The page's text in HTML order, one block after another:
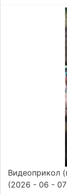
Видеоприкол
(2026 - 06 -